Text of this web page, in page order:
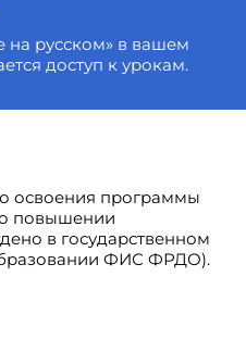
на русском» в вашем
доступ к урокам.
освоения программы
о повышении
в государственном
ФИС ФРДО).